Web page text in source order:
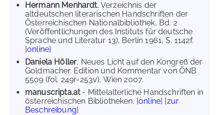
Hermann Menhardt, Verzeichnis der
altdeutschen literarischen Handschriften der
Österreichischen Nationalbibliothek, Bd. 2
(Veröffentlichungen des Instituts für deutsche
Sprache und Literatur 13), Berlin 1961, S. 1142f.
[online]
Daniela Höller, Neues Licht auf den Kongreß der
Goldmacher. Edition und Kommentar von ÖNB
5509 (fol. 249r-253v), Wien 2007.
manuscripta.at- Mittelalterliche Handschriften in
österreichischen Bibliotheken. [online] [zur
Beschreibung]